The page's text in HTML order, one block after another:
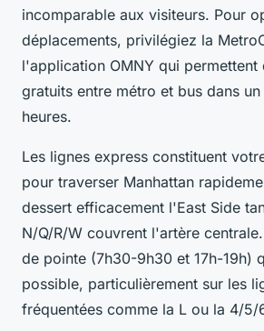
incomparable aux visiteurs. Pour
déplacements, privilégiez la
l'application OMNY qui permettent
gratuits entre métro et bus dans
heures.
Les lignes express constituent
pour traverser Manhattan
dessert efficacement l'East Side
N/Q/R/W couvrent l'artère
de pointe (7h30-9h30 et 17h-19h)
possible, particulièrement sur les
fréquentées comme la L ou la 4/5/